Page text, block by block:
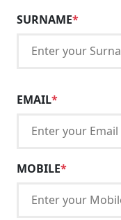
SURNAME*
EMAIL*
MOBILE*